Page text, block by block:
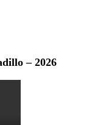
– 2026